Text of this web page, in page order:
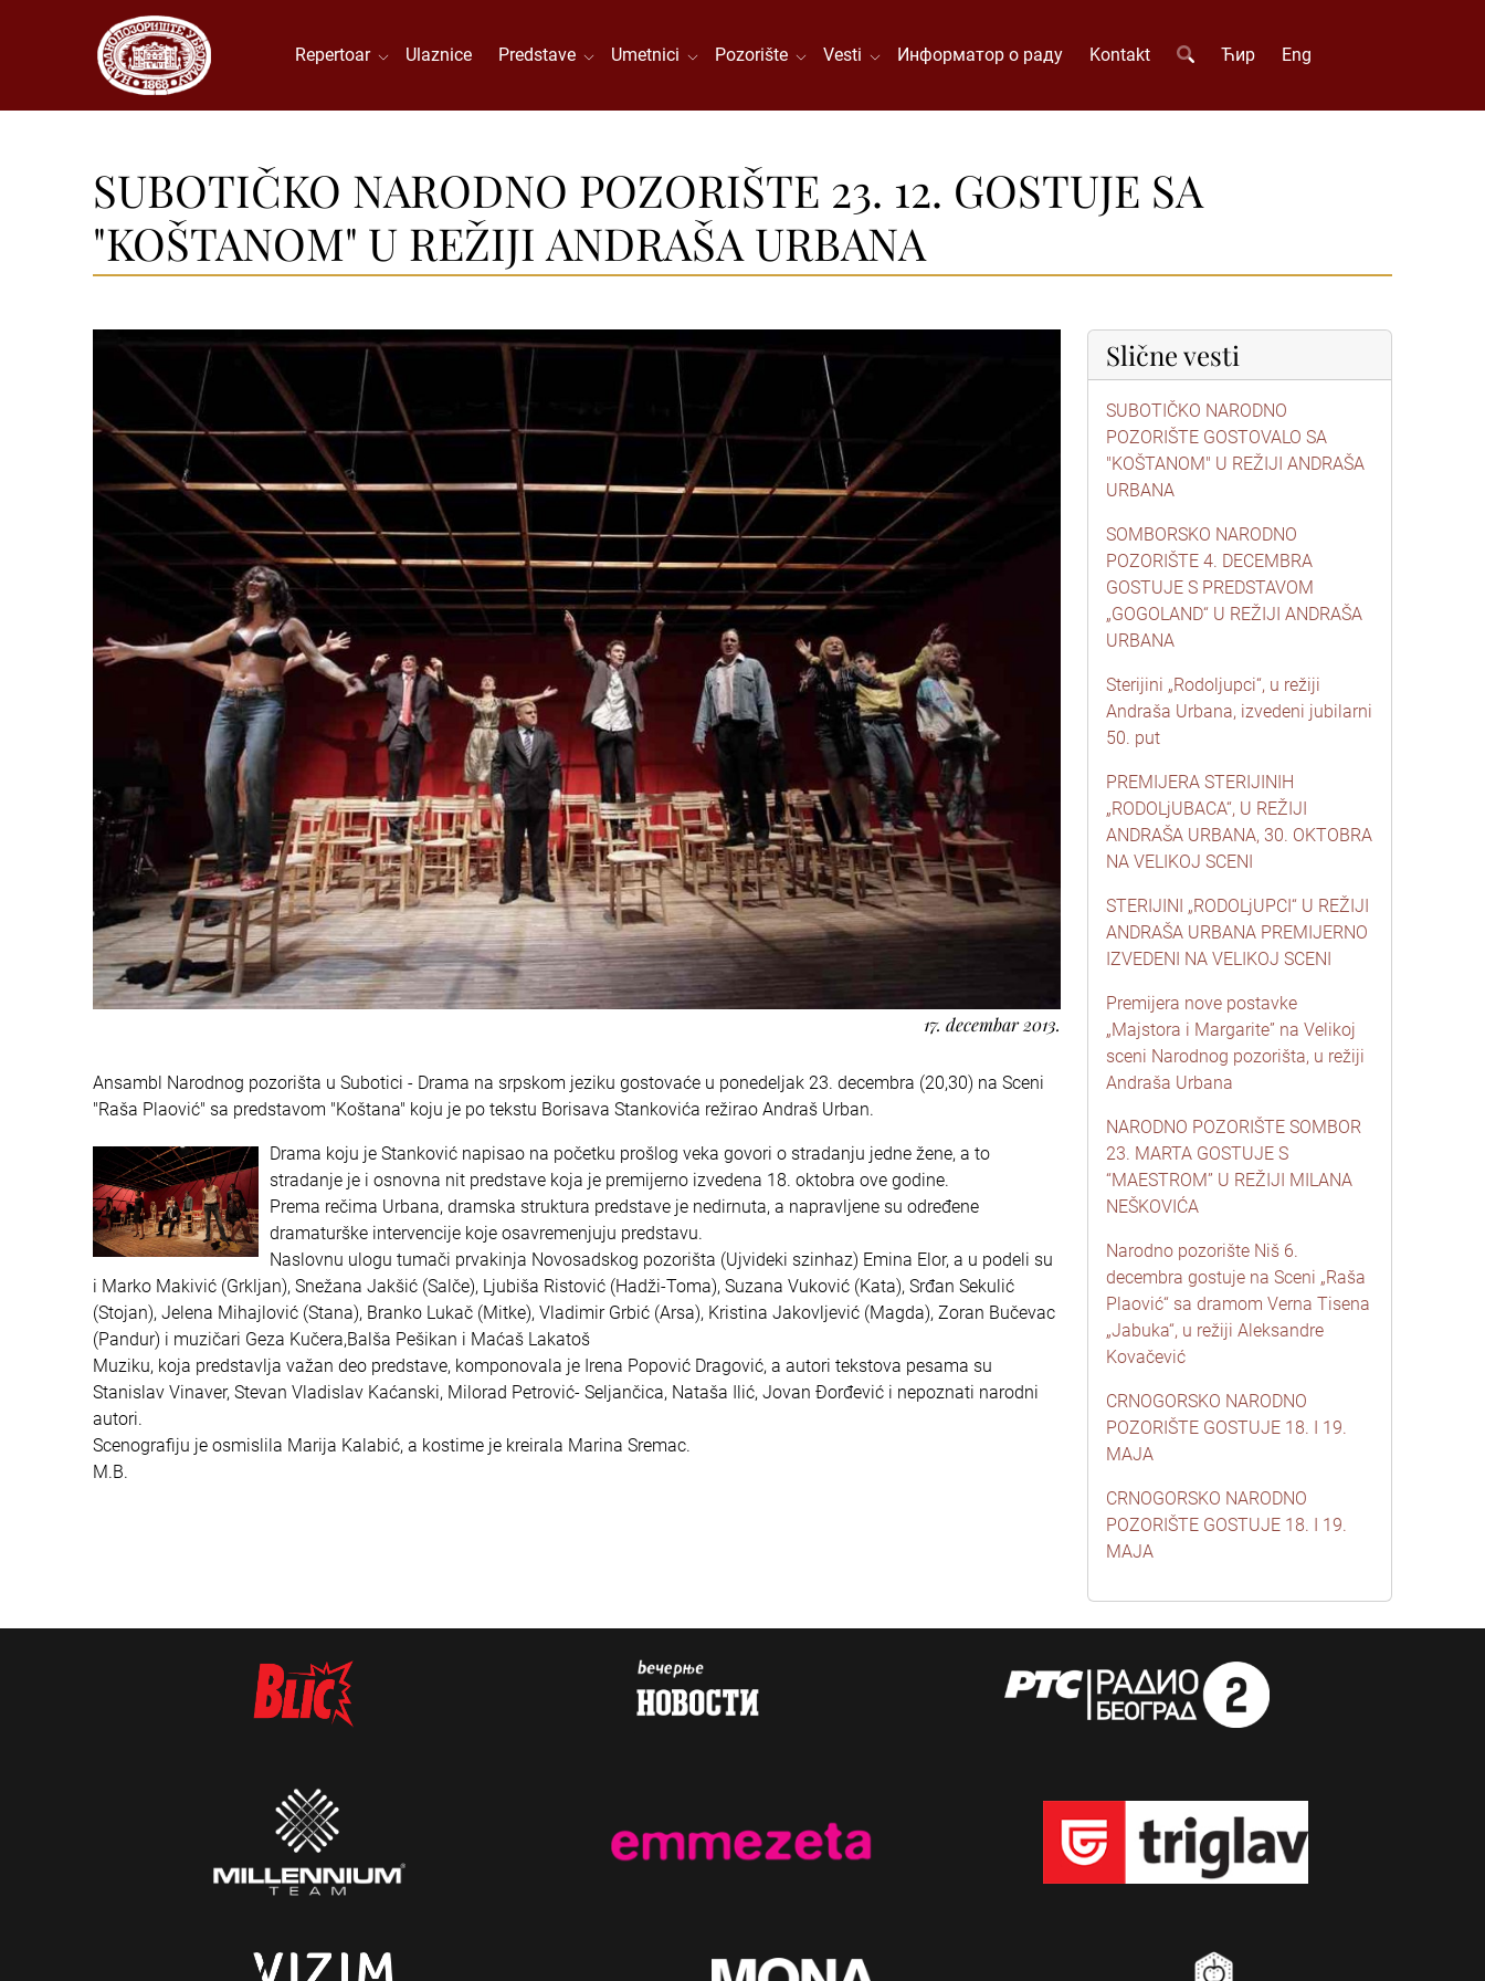
Repertoar Ulaznice Predstave Umetnici Pozorište Vesti Информатор о раду Kontakt Ћир Eng
SUBOTIČKO NARODNO POZORIŠTE 23. 12. GOSTUJE SA
"KOŠTANOM" U REŽIJI ANDRAŠA URBANA
17. decembar 2013.
Ansambl Narodnog pozorišta u Subotici - Drama na srpskom jeziku gostovaće u ponedeljak 23. decembra (20,30) na Sceni
"Raša Plaović" sa predstavom "Koštana" koju je po tekstu Borisava Stankovića režirao Andraš Urban.
Drama koju je Stanković napisao na početku prošlog veka govori o stradanju jedne žene, a to
stradanje je i osnovna nit predstave koja je premijerno izvedena 18. oktobra ove godine.
Prema rečima Urbana, dramska struktura predstave je nedirnuta, a napravljene su određene
dramaturške intervencije koje osavremenjuju predstavu.
Naslovnu ulogu tumači prvakinja Novosadskog pozorišta (Ujvideki szinhaz) Emina Elor, a u podeli su
i Marko Makivić (Grkljan), Snežana Jakšić (Salče), Ljubiša Ristović (Hadži-Toma), Suzana Vuković (Kata), Srđan Sekulić
(Stojan), Jelena Mihajlović (Stana), Branko Lukač (Mitke), Vladimir Grbić (Arsa), Kristina Jakovljević (Magda), Zoran Bučevac
(Pandur) i muzičari Geza Kučera,Balša Pešikan i Maćaš Lakatoš
Muziku, koja predstavlja važan deo predstave, komponovala je Irena Popović Dragović, a autori tekstova pesama su
Stanislav Vinaver, Stevan Vladislav Kaćanski, Milorad Petrović- Seljančica, Nataša Ilić, Jovan Đorđević i nepoznati narodni
autori.
Scenografiju je osmislila Marija Kalabić, a kostime je kreirala Marina Sremac.
M.B.
Slične vesti
SUBOTIČKO NARODNO
POZORIŠTE GOSTOVALO SA
"KOŠTANOM" U REŽIJI ANDRAŠA
URBANA
SOMBORSKO NARODNO
POZORIŠTE 4. DECEMBRA
GOSTUJE S PREDSTAVOM
„GOGOLAND“ U REŽIJI ANDRAŠA
URBANA
Sterijini „Rodoljupci“, u režiji
Andraša Urbana, izvedeni jubilarni
50. put
PREMIJERA STERIJINIH
„RODOLjUBACA“, U REŽIJI
ANDRAŠA URBANA, 30. OKTOBRA
NA VELIKOJ SCENI
STERIJINI „RODOLjUPCI“ U REŽIJI
ANDRAŠA URBANA PREMIJERNO
IZVEDENI NA VELIKOJ SCENI
Premijera nove postavke
„Majstora i Margarite” na Velikoj
sceni Narodnog pozorišta, u režiji
Andraša Urbana
NARODNO POZORIŠTE SOMBOR
23. MARTA GOSTUJE S
“MAESTROM” U REŽIJI MILANA
NEŠKOVIĆA
Narodno pozorište Niš 6.
decembra gostuje na Sceni „Raša
Plaović“ sa dramom Verna Tisena
„Jabuka“, u režiji Aleksandre
Kovačević
CRNOGORSKO NARODNO
POZORIŠTE GOSTUJE 18. I 19.
MAJA
CRNOGORSKO NARODNO
POZORIŠTE GOSTUJE 18. I 19.
MAJA